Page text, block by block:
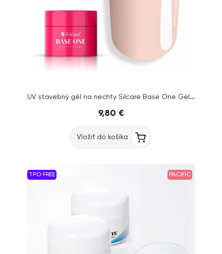
UV stavebný gél na nechty Silcare Base One Gel – Cover Light, 15g
9,80 €
Vložiť do košíka
TPO FREE PACIFIC